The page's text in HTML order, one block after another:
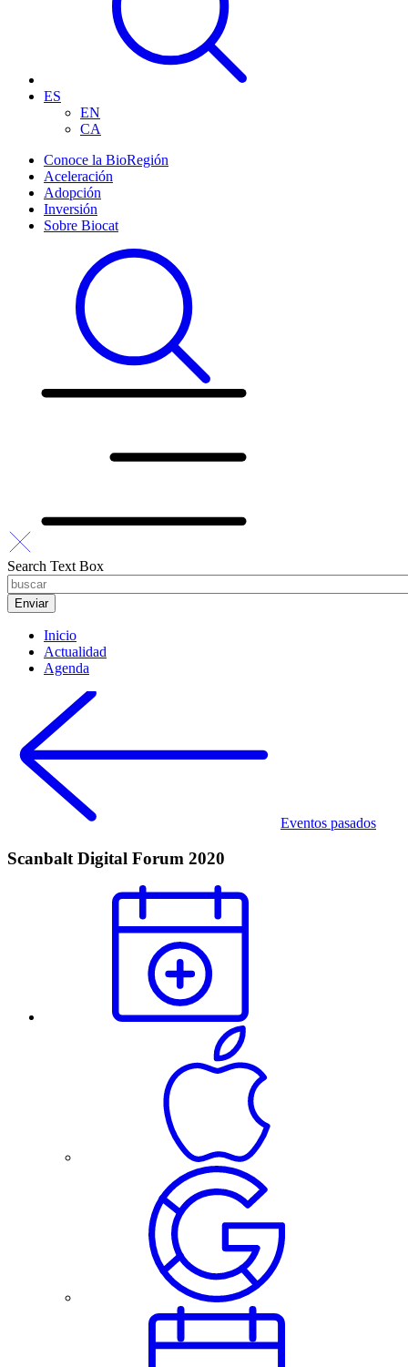
ES
EN
CA
Conoce la BioRegión
Aceleración
Adopción
Inversión
Sobre Biocat
Search Text Box
Inicio
Actualidad
Agenda
Eventos pasados
Scanbalt Digital Forum 2020